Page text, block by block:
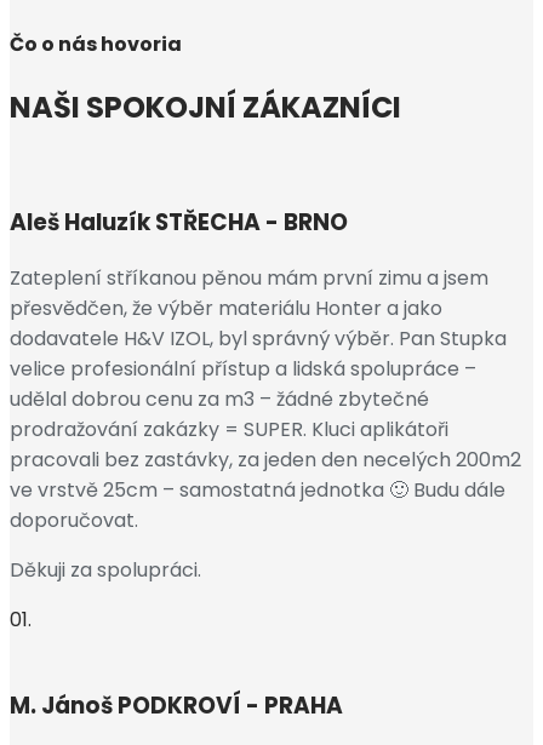
Čo o nás hovoria
NAŠI SPOKOJNÍ ZÁKAZNÍCI
Aleš HaluzíkSTŘECHA - BRNO
Zateplení stříkanou pěnou mám první zimu a jsem
přesvědčen, že výběr materiálu Honter a jako
dodavatele H&V IZOL, byl správný výběr. Pan Stupka
velice profesionální přístup a lidská spolupráce –
udělal dobrou cenu za m3 – žádné zbytečné
prodražování zakázky = SUPER. Kluci aplikátoři
pracovali bez zastávky, za jeden den necelých 200m2
ve vrstvě 25cm – samostatná jednotka 🙂 Budu dále
doporučovat.
Děkuji za spolupráci.
01.
M. JánošPODKROVÍ - PRAHA